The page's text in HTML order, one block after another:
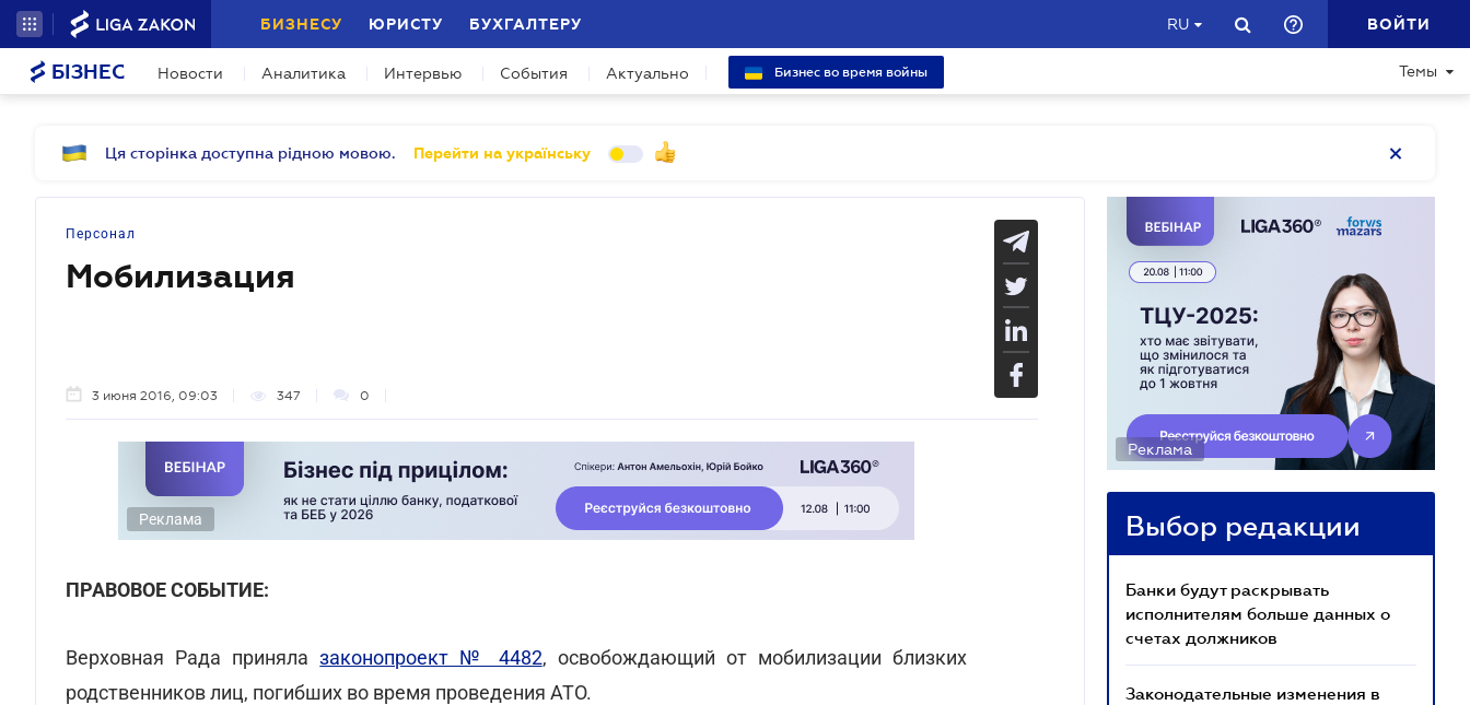
БИЗНЕСУ ЮРИСТУ БУХГАЛТЕРУ RU ВОЙТИ
БІЗНЕС Новости Аналитика Интервью События Актуально Бизнес во время войны Темы
Ця сторінка доступна рідною мовою. Перейти на українську
Персонал
Мобилизация
3 июня 2016, 09:03 347 0
Реклама
ПРАВОВОЕ СОБЫТИЕ:
Верховная Рада принялазаконопроект № 4482, освобождающий от мобилизации близких
родственников лиц, погибших во время проведения АТО.
Реклама
Выбор редакции
Банки будут раскрывать
исполнителям больше данных о
счетах должников
Законодательные изменения в